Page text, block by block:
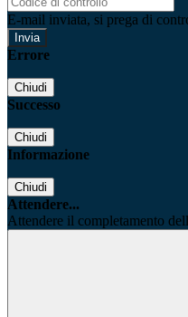
E-mail inviata, si prega di
Errore
Chiudi
Successo
Chiudi
Informazione
Chiudi
Attendere...
Attendere il completamento